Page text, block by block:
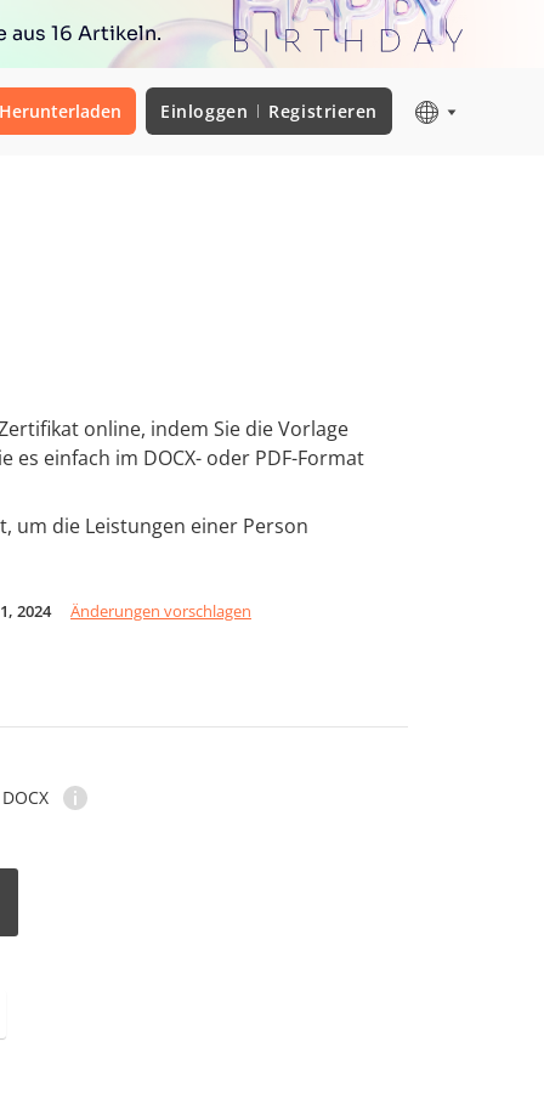
aus 16 Artikeln.
Herunterladen Einloggen Registrieren
online, indem Sie die Vorlage
es einfach im DOCX- oder PDF-Format
um die Leistungen einer Person
2024 Änderungen vorschlagen
DOCX